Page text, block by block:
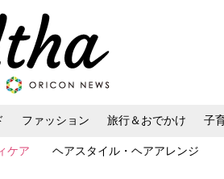
ケア ヘアスタイル・ヘアアレンジ
ファッション 旅行＆おでかけ 子